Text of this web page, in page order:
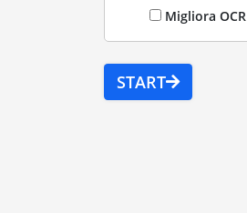
Migliora OCR
START